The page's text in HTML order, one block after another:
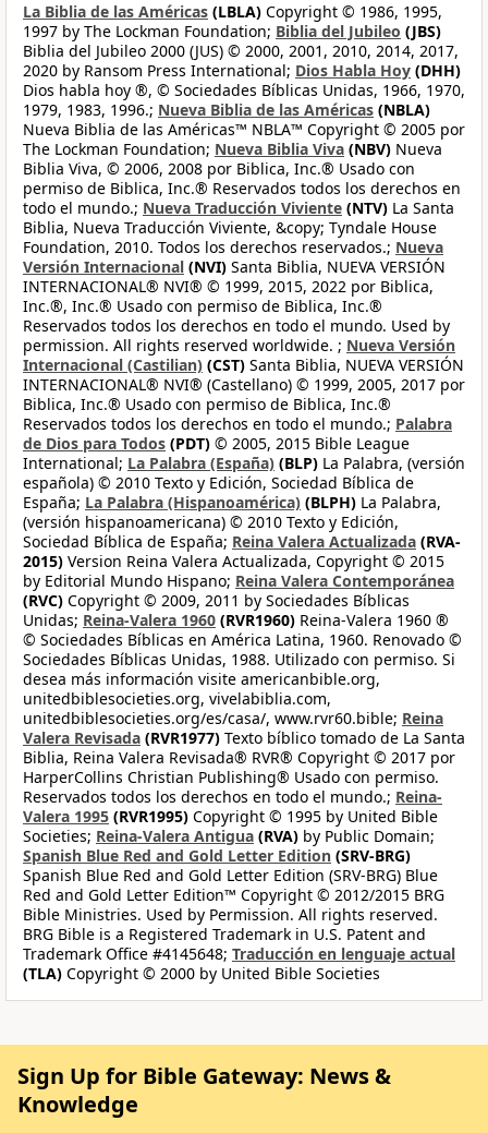
La Biblia de las Américas (LBLA) Copyright © 1986, 1995,
1997 by The Lockman Foundation; Biblia del Jubileo (JBS)
Biblia del Jubileo 2000 (JUS) © 2000, 2001, 2010, 2014, 2017,
2020 by Ransom Press International; Dios Habla Hoy (DHH)
Dios habla hoy ®, © Sociedades Bíblicas Unidas, 1966, 1970,
1979, 1983, 1996.; Nueva Biblia de las Américas (NBLA)
Nueva Biblia de las Américas™ NBLA™ Copyright © 2005 por
The Lockman Foundation; Nueva Biblia Viva (NBV) Nueva
Biblia Viva, © 2006, 2008 por Biblica, Inc.® Usado con
permiso de Biblica, Inc.® Reservados todos los derechos en
todo el mundo.; Nueva Traducción Viviente (NTV) La Santa
Biblia, Nueva Traducción Viviente, &copy; Tyndale House
Foundation, 2010. Todos los derechos reservados.; Nueva
Versión Internacional (NVI) Santa Biblia, NUEVA VERSIÓN
INTERNACIONAL® NVI® © 1999, 2015, 2022 por Biblica,
Inc.®, Inc.® Usado con permiso de Biblica, Inc.®
Reservados todos los derechos en todo el mundo. Used by
permission. All rights reserved worldwide. ; Nueva Versión
Internacional (Castilian) (CST) Santa Biblia, NUEVA VERSIÓN
INTERNACIONAL® NVI® (Castellano) © 1999, 2005, 2017 por
Biblica, Inc.® Usado con permiso de Biblica, Inc.®
Reservados todos los derechos en todo el mundo.; Palabra
de Dios para Todos (PDT) © 2005, 2015 Bible League
International; La Palabra (España) (BLP) La Palabra, (versión
española) © 2010 Texto y Edición, Sociedad Bíblica de
España; La Palabra (Hispanoamérica) (BLPH) La Palabra,
(versión hispanoamericana) © 2010 Texto y Edición,
Sociedad Bíblica de España; Reina Valera Actualizada (RVA-
2015) Version Reina Valera Actualizada, Copyright © 2015
by Editorial Mundo Hispano; Reina Valera Contemporánea
(RVC) Copyright © 2009, 2011 by Sociedades Bíblicas
Unidas; Reina-Valera 1960 (RVR1960) Reina-Valera 1960 ®
© Sociedades Bíblicas en América Latina, 1960. Renovado ©
Sociedades Bíblicas Unidas, 1988. Utilizado con permiso. Si
desea más información visite americanbible.org,
unitedbiblesocieties.org, vivelabiblia.com,
unitedbiblesocieties.org/es/casa/, www.rvr60.bible; Reina
Valera Revisada (RVR1977) Texto bíblico tomado de La Santa
Biblia, Reina Valera Revisada® RVR® Copyright © 2017 por
HarperCollins Christian Publishing® Usado con permiso.
Reservados todos los derechos en todo el mundo.; Reina-
Valera 1995 (RVR1995) Copyright © 1995 by United Bible
Societies; Reina-Valera Antigua (RVA) by Public Domain;
Spanish Blue Red and Gold Letter Edition (SRV-BRG)
Spanish Blue Red and Gold Letter Edition (SRV-BRG) Blue
Red and Gold Letter Edition™ Copyright © 2012/2015 BRG
Bible Ministries. Used by Permission. All rights reserved.
BRG Bible is a Registered Trademark in U.S. Patent and
Trademark Office #4145648; Traducción en lenguaje actual
(TLA) Copyright © 2000 by United Bible Societies
Sign Up for Bible Gateway: News &
Knowledge